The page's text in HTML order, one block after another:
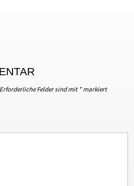
Erforderliche Felder sind mit *markiert